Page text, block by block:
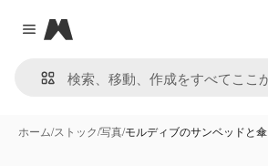
Close menu
Magnific
ホーム/ストック/写真/モルディブのサンベッドと傘